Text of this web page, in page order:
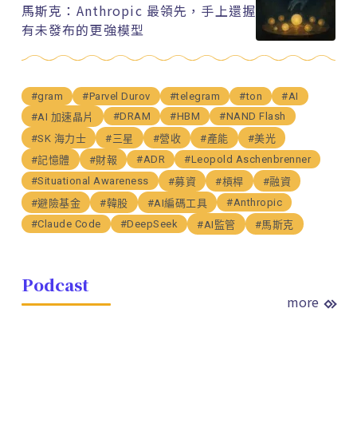
馬斯克：Anthropic 最領先，手上還握
有未發布的更強模型
#gram #Parvel Durov #telegram #ton
#AI
#AI 加速晶片
#DRAM #HBM
#NAND Flash
#SK 海力士
#三星 #營收 #產能
#美光
#記憶體
#財報 #ADR
#Leopold Aschenbrenner
#Situational Awareness
#募資 #槓桿
#融資
#避險基金
#韓股 #AI編碼工具
#Anthropic
#Claude Code
#DeepSeek #AI監管 #馬斯克
Podcast
more